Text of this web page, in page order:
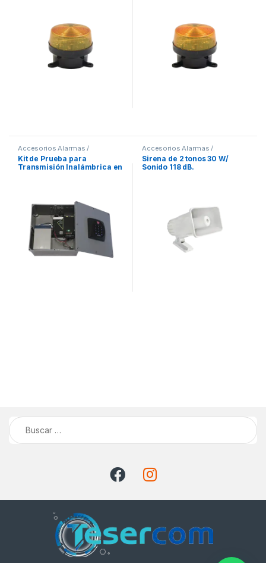
Accesorios Alarmas /
Domotica Alarmas / Casa
Inteligente
Kit de Prueba para
Transmisión Inalámbrica en
Más de 80 KM con Línea de
Vista
Accesorios Alarmas /
Domotica Alarmas / Casa
Inteligente
Sirena de 2 tonos 30 W/
Sonido 118 dB.
Buscar: